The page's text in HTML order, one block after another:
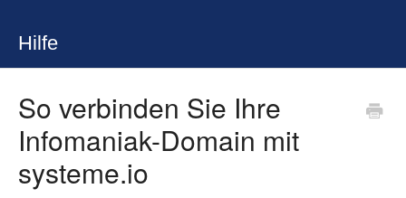
Hilfe
So verbinden Sie Ihre
Infomaniak-Domain mit
systeme.io